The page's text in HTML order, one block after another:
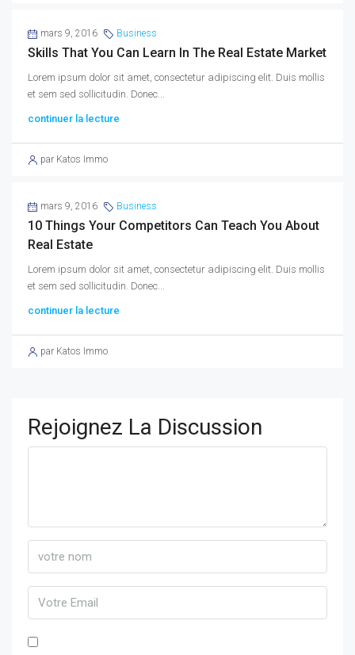
mars 9, 2016 Business
Skills That You Can Learn In The Real Estate Market
Lorem ipsum dolor sit amet, consectetur adipiscing elit. Duis mollis
et sem sed sollicitudin. Donec...
continuer la lecture
par Katos Immo
mars 9, 2016 Business
10 Things Your Competitors Can Teach You About
Real Estate
Lorem ipsum dolor sit amet, consectetur adipiscing elit. Duis mollis
et sem sed sollicitudin. Donec...
continuer la lecture
par Katos Immo
Rejoignez La Discussion